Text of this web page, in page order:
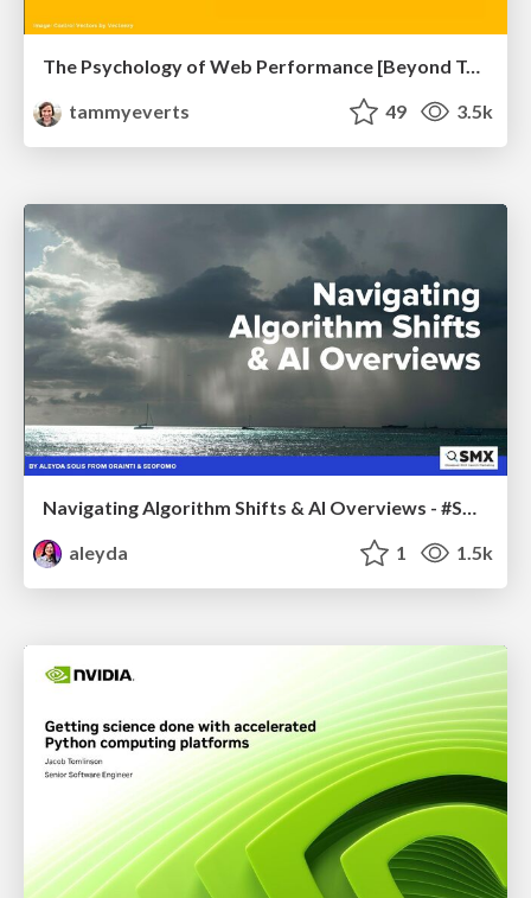
The Psychology of Web Performance [Beyond Tellerrand 2023]
tammyeverts
49 3.5k
Navigating Algorithm Shifts & AI Overviews - #SMXNext
aleyda
1 1.5k